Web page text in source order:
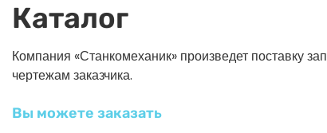
Каталог
Компания «Станкомеханик» произведет поставку
чертежам заказчика.
Вы можете заказать